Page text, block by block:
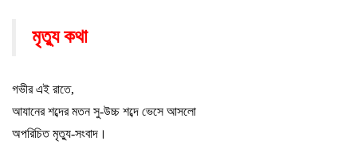
মৃত্যু কথা
গভীর এই রাতে,
আযানের শব্দের মতন সু-উচ্চ শব্দে ভেসে আসলো
অপরিচিত মৃত্যু-সংবাদ ।